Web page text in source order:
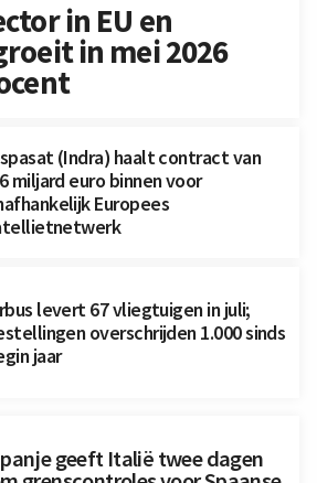
in EU en
in mei 2026
(Indra) haalt contract van
miljard euro binnen voor
Europees
levert 67 vliegtuigen in juli;
overschrijden 1.000 sinds
jaar
geeft Italië twee dagen